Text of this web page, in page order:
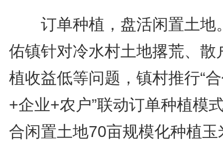
订单种植，盘活闲置土地
佑镇针对冷水村土地撂荒、散
植收益低等问题，镇村推行“
+企业+农户”联动订单种植模
合闲置土地70亩规模化种植玉